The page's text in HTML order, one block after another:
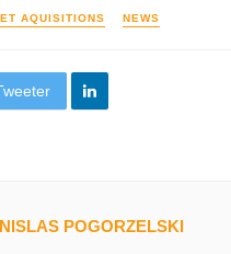
AQUISITIONS NEWS
POGORZELSKI